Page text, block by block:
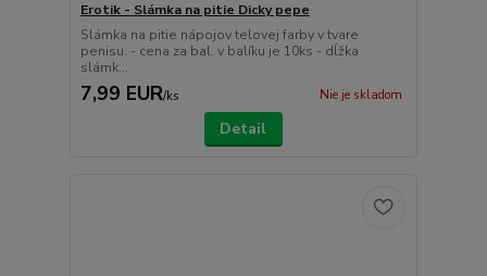
Erotik - Slámka na pitie Dicky pepe
Slámka na pitie nápojov telovej farby v tvare
penisu. - cena za bal. v balíku je 10ks - dĺžka
slámk...
7,99 EUR/ks Nie je skladom
Detail